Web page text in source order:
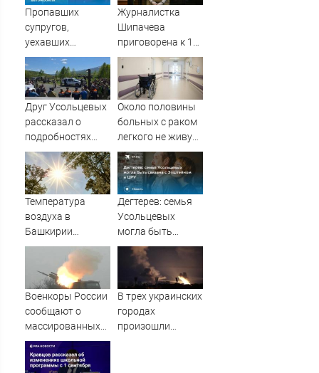
Пропавших
супругов,
уехавших
отдыхать на
природу, нашли
мертвыми на
заднем сиденье
Журналистка
Шипачева
приговорена к 12
годам колонии за
госизмену
Друг Усольцевых
рассказал о
подробностях
аудиосообщения
от якобы Ирины
Около половины
больных с раком
легкого не живут
и года после
постановки
диагноза
Температура
воздуха в
Башкирии
достигнет +35
градусов
Дегтерев: семья
Усольцевых
могла быть
связана с
Эпштейном и ЦРУ
Военкоры России
сообщают о
массированных
ударах по Киеву
В трех украинских
городах
произошли